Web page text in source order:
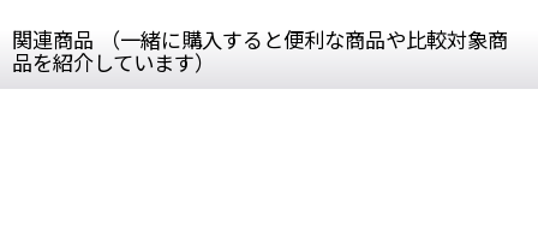
関連商品 （一緒に購入すると便利な商品や比較対象商
品を紹介しています）